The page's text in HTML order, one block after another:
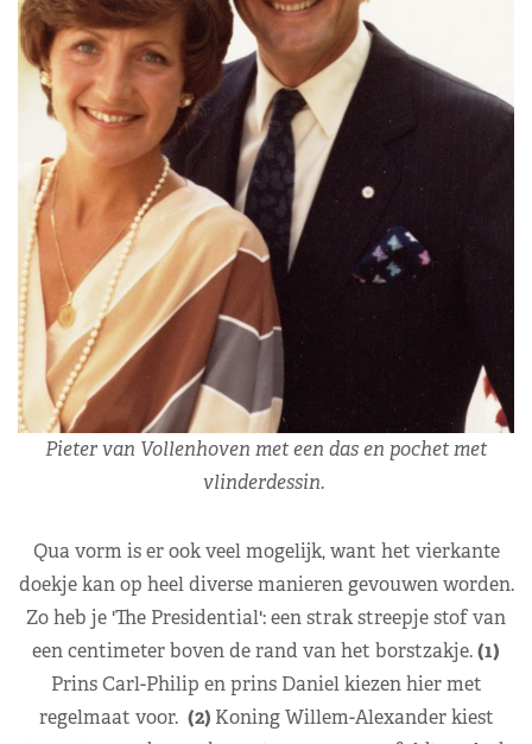
Pieter van Vollenhoven met een das en pochet met
vlinderdessin.
Qua vorm is er ook veel mogelijk, want het vierkante
doekje kan op heel diverse manieren gevouwen worden.
Zo heb je 'The Presidential': een strak streepje stof van
een centimeter boven de rand van het borstzakje.(1)
Prins Carl-Philip en prins Daniel kiezen hier met
regelmaat voor. (2) Koning Willem-Alexander kiest